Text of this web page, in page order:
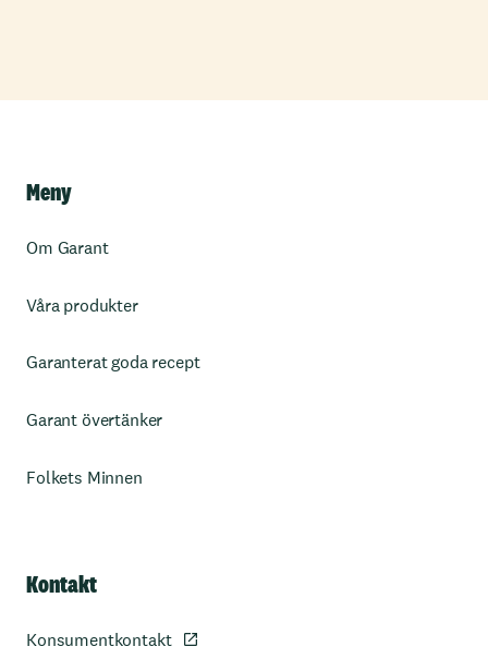
Meny
Om Garant
Våra produkter
Garanterat goda recept
Garant övertänker
Folkets Minnen
Kontakt
Konsumentkontakt